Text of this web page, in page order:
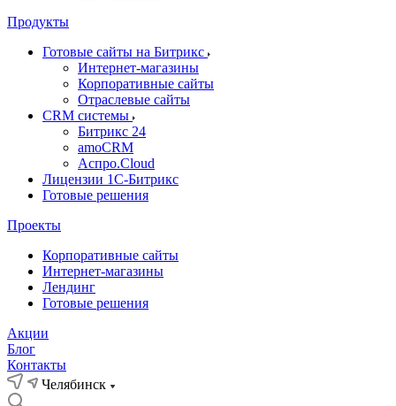
Продукты
Готовые сайты на Битрикс
Интернет-магазины
Корпоративные сайты
Отраслевые сайты
CRM системы
Битрикс 24
amoCRM
Аспро.Cloud
Лицензии 1С-Битрикс
Готовые решения
Проекты
Корпоративные сайты
Интернет-магазины
Лендинг
Готовые решения
Акции
Блог
Контакты
Челябинск